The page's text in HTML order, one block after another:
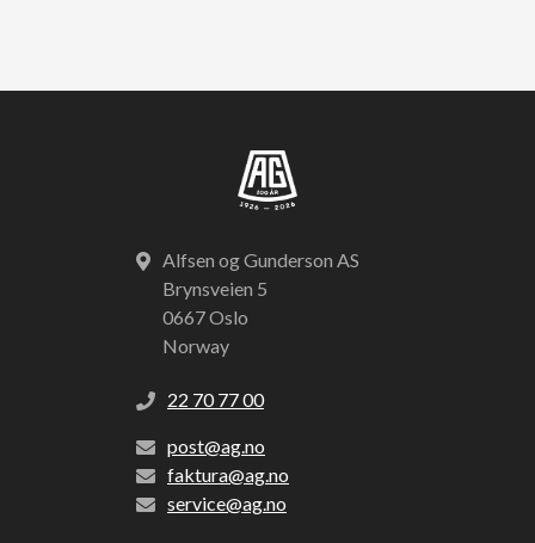
Alfsen og Gunderson AS
Brynsveien 5
0667 Oslo
Norway
22 70 77 00
post@ag.no
faktura@ag.no
service@ag.no